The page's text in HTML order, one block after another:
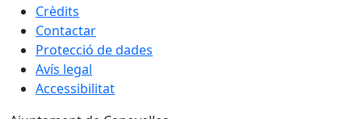
Crèdits
Contactar
Protecció de dades
Avís legal
Accessibilitat